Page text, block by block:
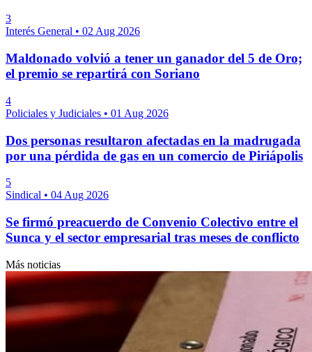
3
Interés General • 02 Aug 2026
Maldonado volvió a tener un ganador del 5 de Oro;
el premio se repartirá con Soriano
4
Policiales y Judiciales • 01 Aug 2026
Dos personas resultaron afectadas en la madrugada
por una pérdida de gas en un comercio de Piriápolis
5
Sindical • 04 Aug 2026
Se firmó preacuerdo de Convenio Colectivo entre el
Sunca y el sector empresarial tras meses de conflicto
Más noticias